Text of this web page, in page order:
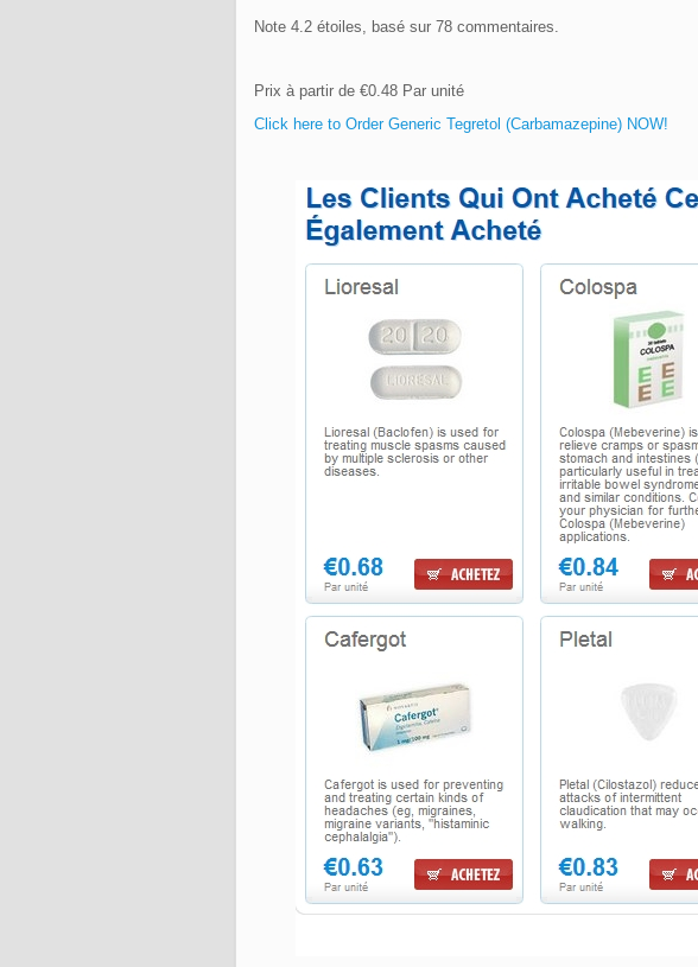
Note 4.2 étoiles, basé sur 78 commentaires.
Prix à partir de €0.48 Par unité
Click here to Order Generic Tegretol (Carbamazepine) NOW!